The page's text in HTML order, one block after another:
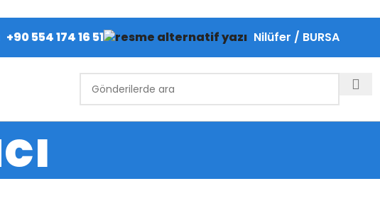
+90 554 174 16 51 Nilüfer / BURSA